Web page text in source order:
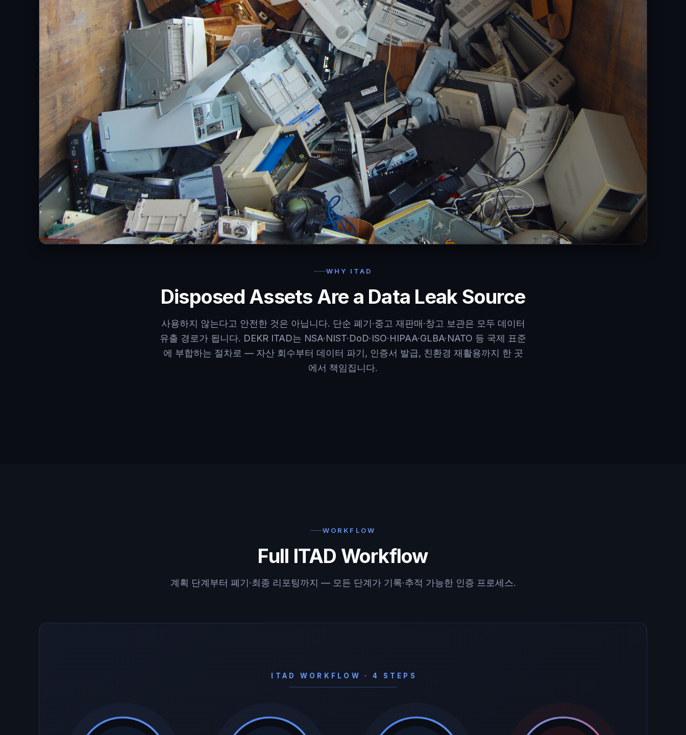
WHY ITAD
Disposed Assets Are a Data Leak Source
사용하지 않는다고 안전한 것은 아닙니다. 단순 폐기·중고 재판매·창고 보관은 모두 데이터
유출 경로가 됩니다. DEKR ITAD는 NSA·NIST·DoD·ISO·HIPAA·GLBA·NATO 등 국제 표준
에 부합하는 절차로 — 자산 회수부터 데이터 파기, 인증서 발급, 친환경 재활용까지 한 곳
에서 책임집니다.
WORKFLOW
Full ITAD Workflow
계획 단계부터 폐기·최종 리포팅까지 — 모든 단계가 기록·추적 가능한 인증 프로세스.
ITAD WORKFLOW · 4 STEPS